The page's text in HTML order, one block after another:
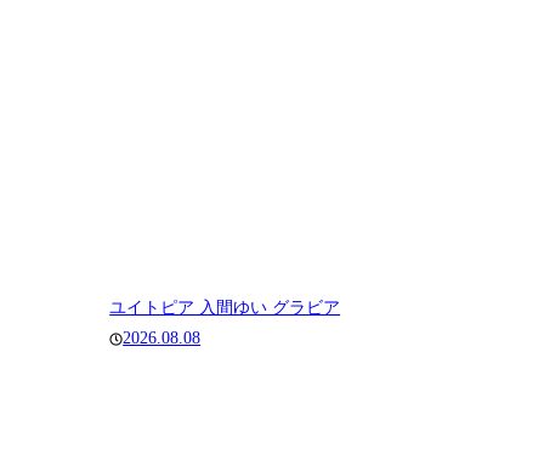
ユイトピア 入間ゆい グラビア
2026.08.08